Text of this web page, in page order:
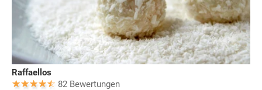
Raffaellos
82 Bewertungen